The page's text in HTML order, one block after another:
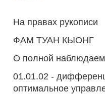
На правах рукописи
ФАМ ТУАН КЫОНГ
О полной
01.01.02 -
оптимальное